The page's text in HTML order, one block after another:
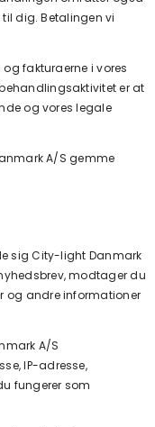
dig. Betalingen vi
fakturaerne i vores
er at
og vores legale
A/S gemme
sigCity-light Danmark
modtager du
og andre informationer
A/S
IP-adresse,
fungerer som